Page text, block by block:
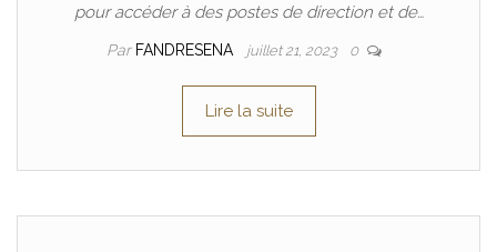
pour accéder à des postes de direction et de…
Par FANDRESENA juillet 21, 2023 0
Lire la suite